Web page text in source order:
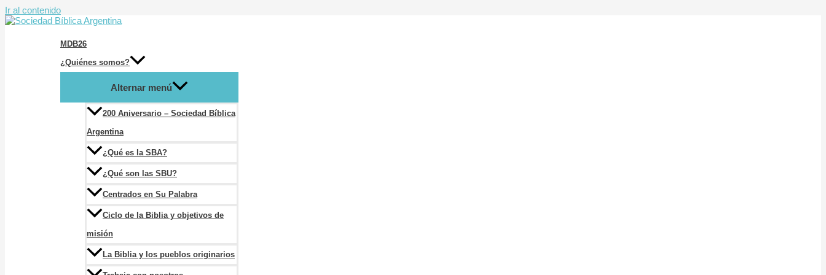
Ir al contenido
MDB26
¿Quiénes somos?
Alternar menú
200 Aniversario – Sociedad Bíblica
Argentina
¿Qué es la SBA?
¿Qué son las SBU?
Centrados en Su Palabra
Ciclo de la Biblia y objetivos de
misión
La Biblia y los pueblos originarios